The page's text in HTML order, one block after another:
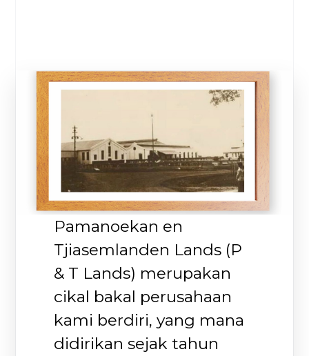
Pamanoekan en
Tjiasemlanden Lands (P
& T Lands) merupakan
cikal bakal perusahaan
kami berdiri, yang mana
didirikan sejak tahun